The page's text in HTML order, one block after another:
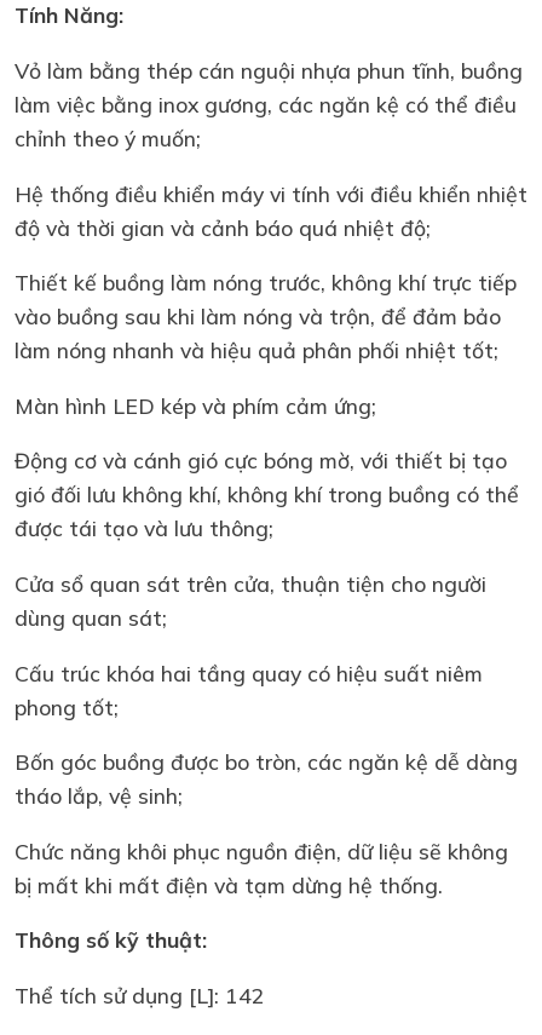
Tính Năng:
Vỏ làm bằng thép cán nguội nhựa phun tĩnh, buồng
làm việc bằng inox gương, các ngăn kệ có thể điều
chỉnh theo ý muốn;
Hệ thống điều khiển máy vi tính với điều khiển nhiệt
độ và thời gian và cảnh báo quá nhiệt độ;
Thiết kế buồng làm nóng trước, không khí trực tiếp
vào buồng sau khi làm nóng và trộn, để đảm bảo
làm nóng nhanh và hiệu quả phân phối nhiệt tốt;
Màn hình LED kép và phím cảm ứng;
Động cơ và cánh gió cực bóng mờ, với thiết bị tạo
gió đối lưu không khí, không khí trong buồng có thể
được tái tạo và lưu thông;
Cửa sổ quan sát trên cửa, thuận tiện cho người
dùng quan sát;
Cấu trúc khóa hai tầng quay có hiệu suất niêm
phong tốt;
Bốn góc buồng được bo tròn, các ngăn kệ dễ dàng
tháo lắp, vệ sinh;
Chức năng khôi phục nguồn điện, dữ liệu sẽ không
bị mất khi mất điện và tạm dừng hệ thống.
Thông số kỹ thuật:
Thể tích sử dụng [L]: 142